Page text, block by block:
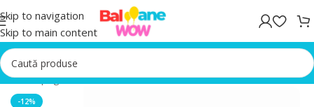
Skip to navigation
Skip to main content
Prima pagină/Baloane latex
-12%